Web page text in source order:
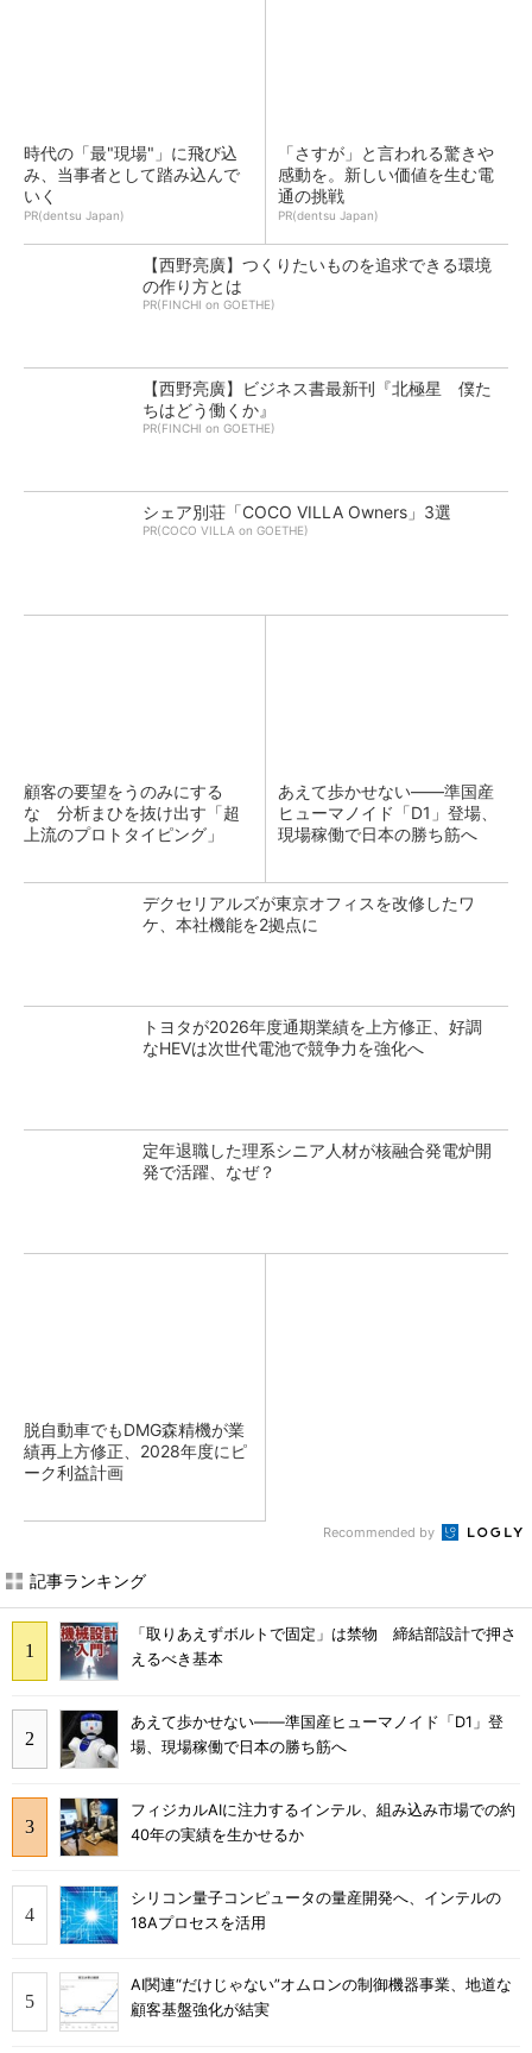
時代の「最"現場"」に飛び込
み、当事者として踏み込んで
いく
PR(dentsu Japan)
「さすが」と言われる驚きや
感動を。新しい価値を生む電
通の挑戦
PR(dentsu Japan)
【西野亮廣】つくりたいものを追求できる環境
の作り方とは
PR(FINCHI on GOETHE)
【西野亮廣】ビジネス書最新刊『北極星 僕た
ちはどう働くか』
PR(FINCHI on GOETHE)
シェア別荘「COCO VILLA Owners」3選
PR(COCO VILLA on GOETHE)
顧客の要望をうのみにする
な 分析まひを抜け出す「超
上流のプロトタイピング」
あえて歩かせない――準国産
ヒューマノイド「D1」登場、
現場稼働で日本の勝ち筋へ
デクセリアルズが東京オフィスを改修したワ
ケ、本社機能を2拠点に
トヨタが2026年度通期業績を上方修正、好調
なHEVは次世代電池で競争力を強化へ
定年退職した理系シニア人材が核融合発電炉開
発で活躍、なぜ？
脱自動車でもDMG森精機が業
績再上方修正、2028年度にピ
ーク利益計画
Recommended by
記事ランキング
「取りあえずボルトで固定」は禁物 締結部設計で押さ
えるべき基本
あえて歩かせない――準国産ヒューマノイド「D1」登
場、現場稼働で日本の勝ち筋へ
フィジカルAIに注力するインテル、組み込み市場での約
40年の実績を生かせるか
シリコン量子コンピュータの量産開発へ、インテルの
18Aプロセスを活用
AI関連“だけじゃない”オムロンの制御機器事業、地道な
顧客基盤強化が結実